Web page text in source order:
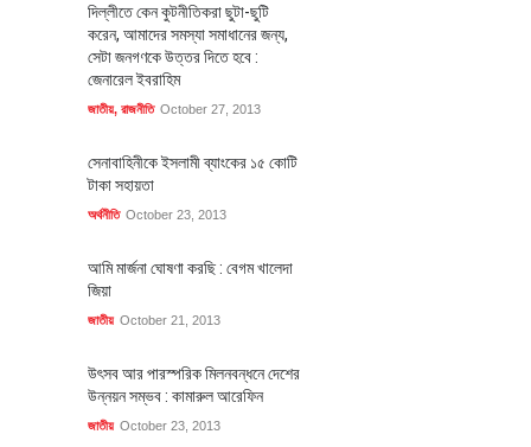
দিল্লীতে কেন কুটনীতিকরা ছুটা-ছুটি
করেন, আমাদের সমস্যা সমাধানের জন্য,
সেটা জনগণকে উত্তর দিতে হবে :
জেনারেল ইবরাহিম
জাতীয়, রাজনীতি October 27, 2013
সেনাবাহিনীকে ইসলামী ব্যাংকের ১৫ কোটি
টাকা সহায়তা
অর্থনীতি October 23, 2013
আমি মার্জনা ঘোষণা করছি : বেগম খালেদা
জিয়া
জাতীয় October 21, 2013
উৎসব আর পারস্পরিক মিলনবন্ধনে দেশের
উন্নয়ন সম্ভব : কামারুল আরেফিন
জাতীয় October 23, 2013